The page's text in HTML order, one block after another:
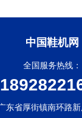
中国鞋机网
全国服务热线：
东省厚街镇南环路